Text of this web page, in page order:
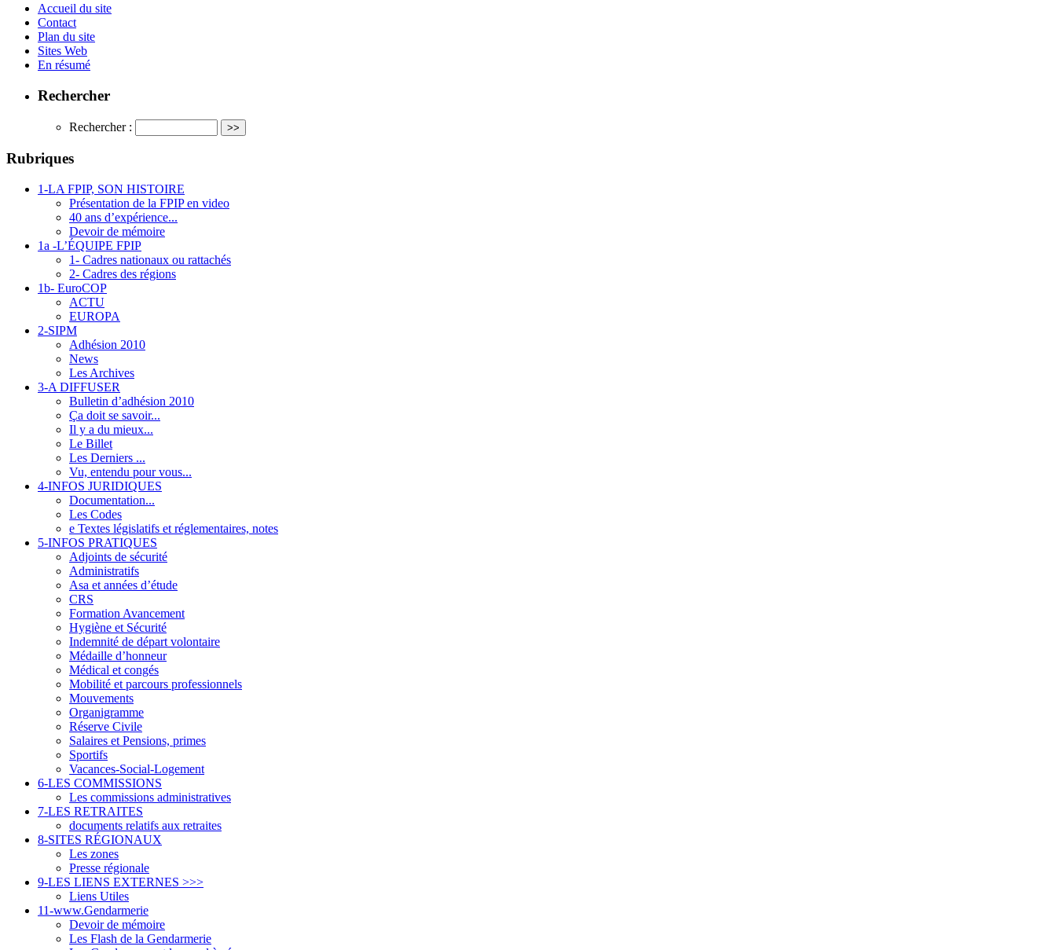
Accueil du site
Contact
Plan du site
Sites Web
En résumé
Rechercher
Rechercher :
Rubriques
1-LA FPIP, SON HISTOIRE
Présentation de la FPIP en video
40 ans d’expérience...
Devoir de mémoire
1a -L’ÉQUIPE FPIP
1- Cadres nationaux ou rattachés
2- Cadres des régions
1b- EuroCOP
ACTU
EUROPA
2-SIPM
Adhésion 2010
News
Les Archives
3-A DIFFUSER
Bulletin d’adhésion 2010
Ça doit se savoir...
Il y a du mieux...
Le Billet
Les Derniers ...
Vu, entendu pour vous...
4-INFOS JURIDIQUES
Documentation...
Les Codes
e Textes législatifs et réglementaires, notes
5-INFOS PRATIQUES
Adjoints de sécurité
Administratifs
Asa et années d’étude
CRS
Formation Avancement
Hygiène et Sécurité
Indemnité de départ volontaire
Médaille d’honneur
Médical et congés
Mobilité et parcours professionnels
Mouvements
Organigramme
Réserve Civile
Salaires et Pensions, primes
Sportifs
Vacances-Social-Logement
6-LES COMMISSIONS
Les commissions administratives
7-LES RETRAITES
documents relatifs aux retraites
8-SITES RÉGIONAUX
Les zones
Presse régionale
9-LES LIENS EXTERNES >>>
Liens Utiles
11-www.Gendarmerie
Devoir de mémoire
Les Flash de la Gendarmerie